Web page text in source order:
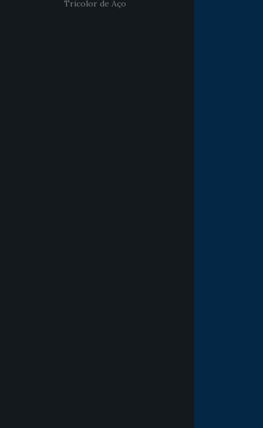
Tricolor de Aço